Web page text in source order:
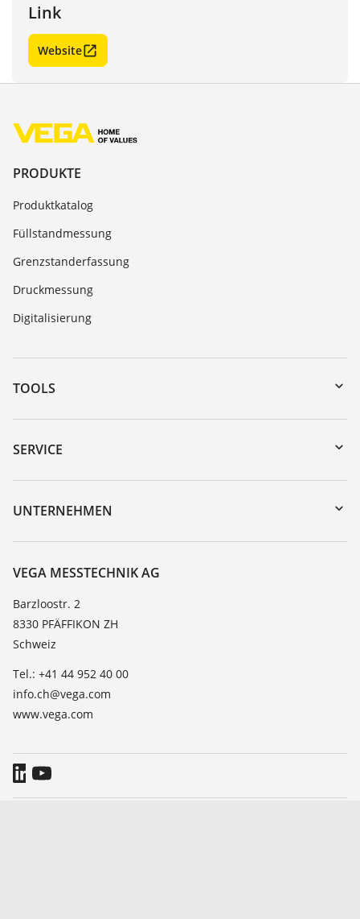
Link
Website
PRODUKTE
Produktkatalog
Füllstandmessung
Grenzstanderfassung
Druckmessung
Digitalisierung
TOOLS
Download-Center
Gerätesuche (Seriennummer)
DTM Collection/PACTware
SERVICE
Geräterücksendung
Trainings
TeamViewer
UNTERNEHMEN
Über VEGA
Kontakt
News
Presse
Blog
VEGA MESSTECHNIK AG
Barzloostr. 2
8330 PFÄFFIKON ZH
Schweiz
Tel.: +41 44 952 40 00
info.ch@vega.com
www.vega.com